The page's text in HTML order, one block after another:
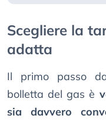
Scegliere la
adatta
Il primo passo
bolletta del gas è
sia davvero